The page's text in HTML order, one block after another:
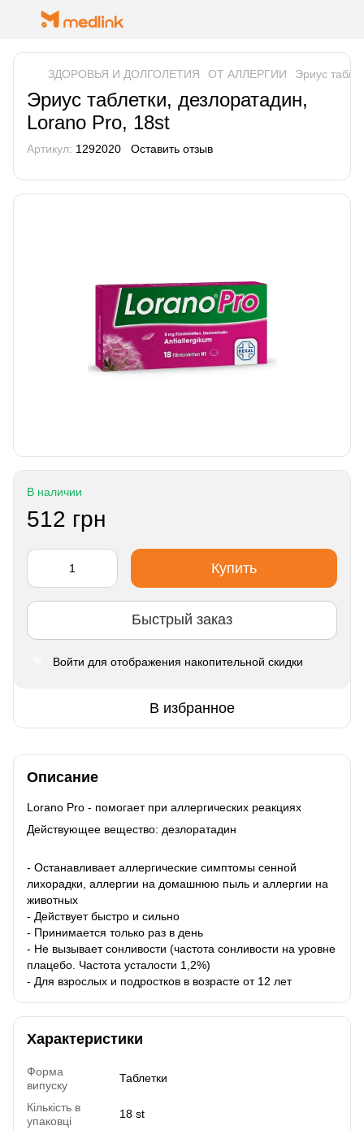
ЗДОРОВЬЯ И ДОЛГОЛЕТИЯ ОТ АЛЛЕРГИИ Эриус
Эриус таблетки, дезлоратадин,
Lorano Pro, 18st
Артикул: 1292020 Оставить отзыв
В наличии
512 грн
Купить
Быстрый заказ
Войти для отображения накопительной скидки
В избранное
Описание
Lorano Pro - помогает при аллергических реакциях
Действующее вещество: дезлоратадин
- Останавливает аллергические симптомы сенной
лихорадки, аллергии на домашнюю пыль и аллергии на
животных
- Действует быстро и сильно
- Принимается только раз в день
- Не вызывает сонливости (частота сонливости на уровне
плацебо. Частота усталости 1,2%)
- Для взрослых и подростков в возрасте от 12 лет
Характеристики
Форма
випуску
Таблетки
Кількість в
упаковці
18 st